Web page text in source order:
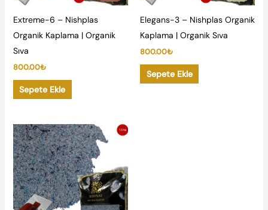
Extreme-6 – Nishplas
Organik Kaplama | Organik
Sıva
800.00₺
Sepete Ekle
Elegans-3 – Nishplas Organik
Kaplama | Organik Sıva
800.00₺
Sepete Ekle